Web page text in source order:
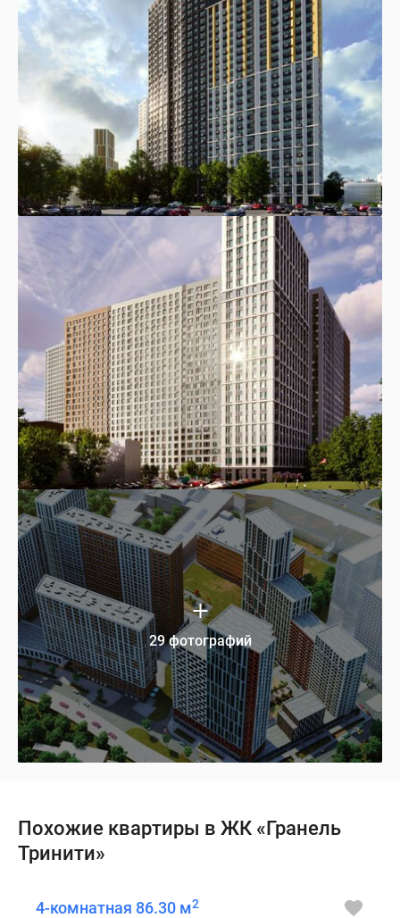
29 фотографий
Похожие квартиры в ЖК «Гранель
Тринити»
4-комнатная 86.30 м2